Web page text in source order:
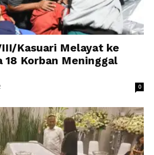
Kasuari Melayat ke
18 Korban Meninggal
0